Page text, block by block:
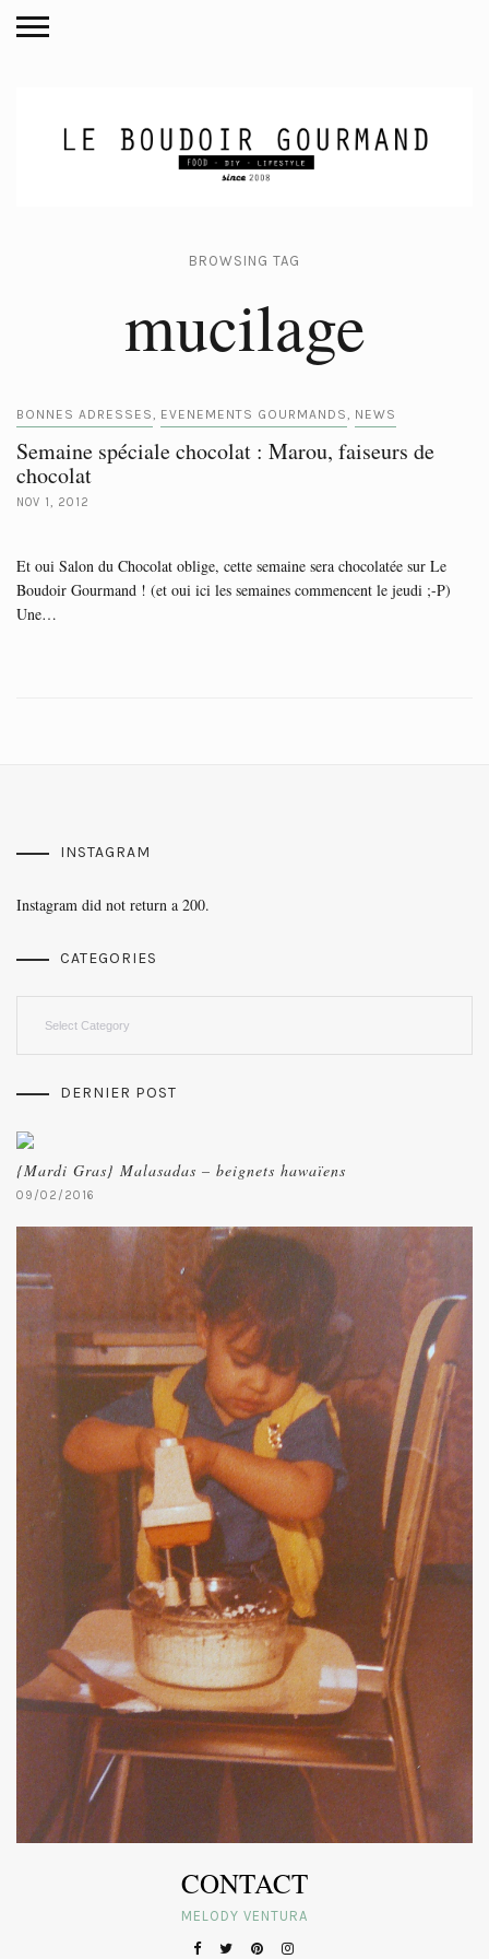
BROWSING TAG
mucilage
BONNES ADRESSES, EVENEMENTS GOURMANDS, NEWS
Semaine spéciale chocolat : Marou, faiseurs de
chocolat
NOV 1, 2012
Et oui Salon du Chocolat oblige, cette semaine sera chocolatée sur Le
Boudoir Gourmand ! (et oui ici les semaines commencent le jeudi ;-P)
Une…
INSTAGRAM
Instagram did not return a 200.
CATEGORIES
DERNIER POST
{Mardi Gras} Malasadas – beignets hawaïens
09/02/2016
CONTACT
MELODY VENTURA